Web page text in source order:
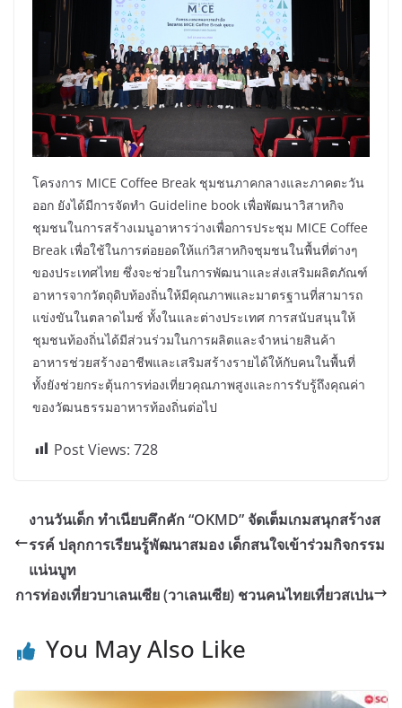
โครงการ MICE Coffee Break ชุมชนภาคกลางและภาคตะวัน
ออก ยังได้มีการจัดทำ Guideline book เพื่อพัฒนาวิสาหกิจ
ชุมชนในการสร้างเมนูอาหารว่างเพื่อการประชุม MICE Coffee
Break เพื่อใช้ในการต่อยอดให้แก่วิสาหกิจชุมชนในพื้นที่ต่างๆ
ของประเทศไทย ซึ่งจะช่วยในการพัฒนาและส่งเสริมผลิตภัณฑ์
อาหารจากวัตถุดิบท้องถิ่นให้มีคุณภาพและมาตรฐานที่สามารถ
แข่งขันในตลาดไมซ์ ทั้งในและต่างประเทศ การสนับสนุนให้
ชุมชนท้องถิ่นได้มีส่วนร่วมในการผลิตและจำหน่ายสินค้า
อาหารช่วยสร้างอาชีพและเสริมสร้างรายได้ให้กับคนในพื้นที่
ทั้งยังช่วยกระตุ้นการท่องเที่ยวคุณภาพสูงและการรับรู้ถึงคุณค่า
ของวัฒนธรรมอาหารท้องถิ่นต่อไป
Post Views: 728
งานวันเด็ก ทำเนียบคึกคัก “OKMD” จัดเต็มเกมสนุกสร้างส
รรค์ ปลุกการเรียนรู้พัฒนาสมอง เด็กสนใจเข้าร่วมกิจกรรม
แน่นบูท
การท่องเที่ยวบาเลนเซีย (วาเลนเซีย) ชวนคนไทยเที่ยวสเปน
You May Also Like